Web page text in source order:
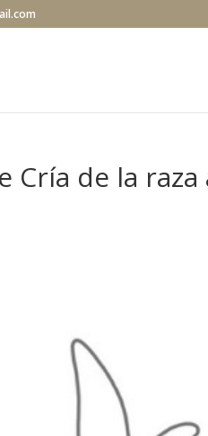
Cría de la raza